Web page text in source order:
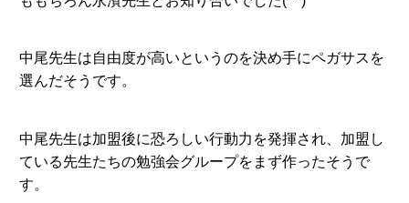
中尾先生は自由度が高いというのを決め手にペガサスを
選んだそうです。
中尾先生は加盟後に恐ろしい行動力を発揮され、加盟し
ている先生たちの勉強会グループをまず作ったそうで
す。